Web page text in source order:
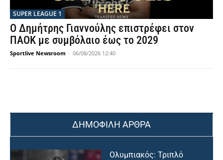
SUPER LEAGUE 1
Ο Δημήτρης Γιαννούλης επιστρέφει στον
ΠΑΟΚ με συμβόλαιο έως το 2029
Sportlive Newsroom - 06/08/2026 12:40
ΔΗΜΟΦΙΛΗ ΑΡΘΡΑ
Ολυμπιακός: Τριπλό